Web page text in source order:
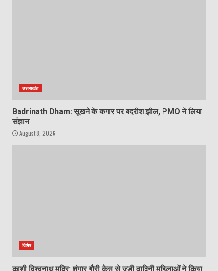
उत्तराखंड
Badrinath Dham: सूखने के कगार पर बदरीश झील, PMO ने लिया
संज्ञान
August 8, 2026
विशेष
काशी विश्वनाथ मदिर: शृंगार गौरी केस से जुड़ी वादिनी महिलाओं ने किया